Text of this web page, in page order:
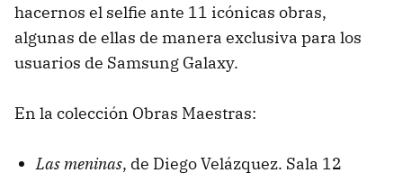
hacernos el selfie ante 11 icónicas obras,
algunas de ellas de manera exclusiva para los
usuarios de Samsung Galaxy.
En la colección Obras Maestras:
Las meninas, de Diego Velázquez. Sala 12